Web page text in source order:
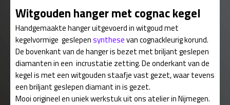
Witgouden hanger met cognac kegel
Handgemaakte hanger uitgevoerd in witgoud met
kegelvormige geslepensynthesevan cognackleurig korund.
De bovenkant van de hanger is bezet met briljant geslepen
diamanten in een incrustatie zetting. De onderkant van de
kegel is met een witgouden staafje vast gezet, waar tevens
een briljant geslepen diamant in is gezet.
Mooi origineel en uniek werkstuk uit ons atelier in Nijmegen.